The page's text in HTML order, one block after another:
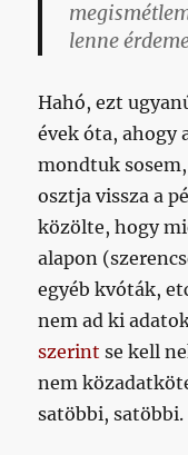
lenne
Hahó, ezt
évek óta, ahogy
mondtuk
osztja vissza a
közölte, hogy
alapon
egyéb kvóták,
nem ad ki
szerint se kell
nem
satöbbi, satöbbi.